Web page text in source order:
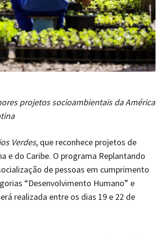
projetos socioambientais da América
Verdes, que reconhece projetos de
e do Caribe. O programa Replantando
de pessoas em cumprimento
“Desenvolvimento Humano” e
realizada entre os dias 19 e 22 de